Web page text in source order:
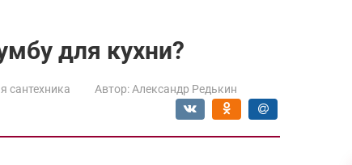
для кухни?
сантехника Автор: Александр Редькин